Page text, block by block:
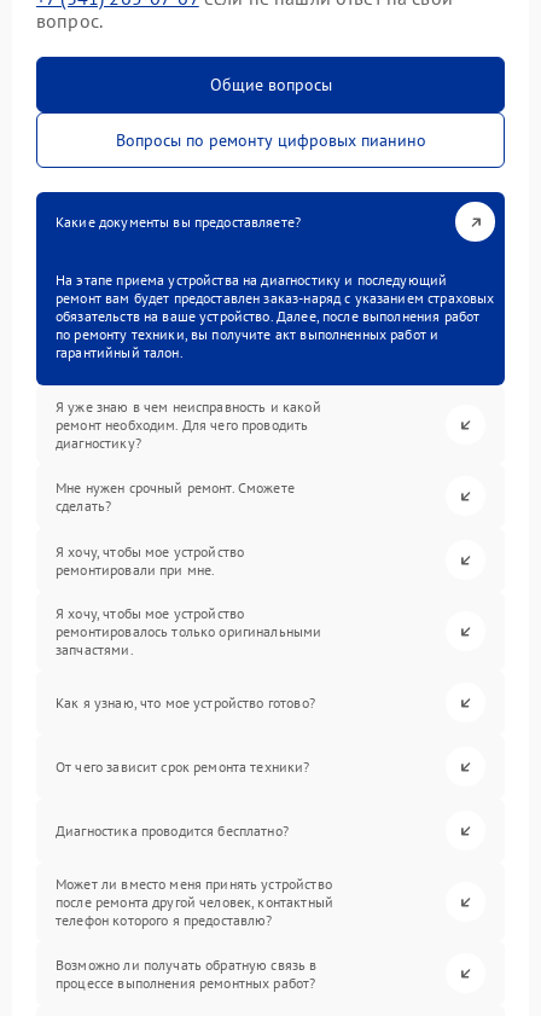
вопрос.
Общие вопросы
Вопросы по ремонту цифровых пианино
Какие документы вы предоставляете?
На этапе приема устройства на диагностику и последующий
ремонт вам будет предоставлен заказ-наряд с указанием страховых
обязательств на ваше устройство. Далее, после выполнения работ
по ремонту техники, вы получите акт выполненных работ и
гарантийный талон.
Я уже знаю в чем неисправность и какой
ремонт необходим. Для чего проводить
диагностику?
Мне нужен срочный ремонт. Сможете
сделать?
Я хочу, чтобы мое устройство
ремонтировали при мне.
Я хочу, чтобы мое устройство
ремонтировалось только оригинальными
запчастями.
Как я узнаю, что мое устройство готово?
От чего зависит срок ремонта техники?
Диагностика проводится бесплатно?
Может ли вместо меня принять устройство
после ремонта другой человек, контактный
телефон которого я предоставлю?
Возможно ли получать обратную связь в
процессе выполнения ремонтных работ?